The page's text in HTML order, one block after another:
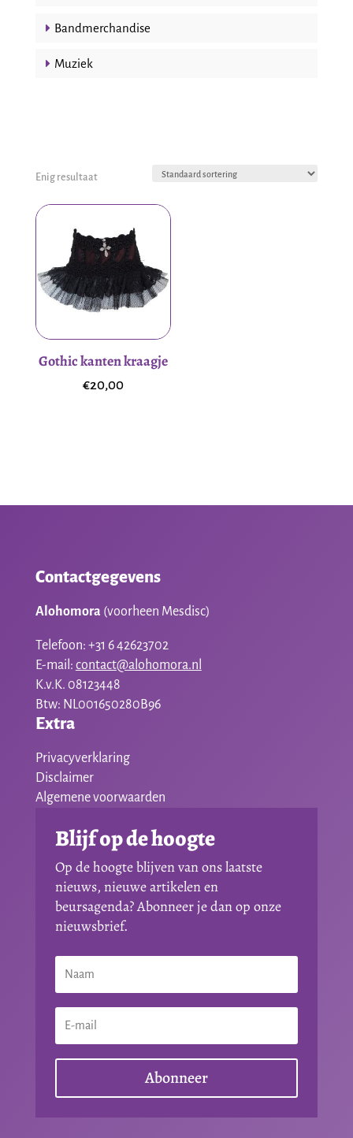
Bandmerchandise
Muziek
Enig resultaat
Gothic kanten kraagje
€20,00
Contactgegevens
Alohomora (voorheen Mesdisc)
Telefoon: +31 6 42623702
E-mail: contact@alohomora.nl
K.v.K. 08123448
Btw: NL001650280B96
Extra
Privacyverklaring
Disclaimer
Algemene voorwaarden
Blijf op de hoogte
Op de hoogte blijven van ons laatste
nieuws, nieuwe artikelen en
beursagenda? Abonneer je dan op onze
nieuwsbrief.
Abonneer